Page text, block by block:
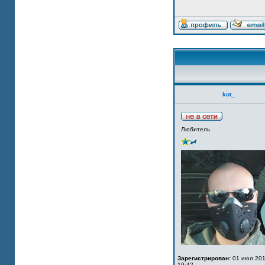
kot_
Любитель
Зарегистрирован: 01 июл